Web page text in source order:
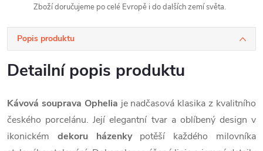
Zboží doručujeme po celé Evropě i do dalších zemí světa.
Popis produktu
Detailní popis produktu
Kávová souprava Ophelia je nadčasová klasika z kvalitního
českého porcelánu. Její elegantní tvar a oblíbený design v
ikonickém dekoru házenkypotěší každého milovníka